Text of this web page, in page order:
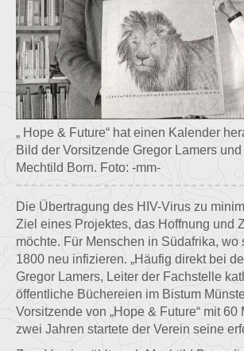
„ Hope & Future“ hat einen Kalender
Bild der Vorsitzende Gregor Lamers
Mechtild Born. Foto: -mm-
Die Übertragung des HIV-Virus zu
Ziel eines Projektes, das Hoffnung und
möchte. Für Menschen in Südafrika, wo
1800 neu infizieren. „Häufig direkt bei
Gregor Lamers, Leiter der Fachstelle
öffentliche Büchereien im Bistum
Vorsitzende von „Hope & Future“ mit 60
zwei Jahren startete der Verein seine